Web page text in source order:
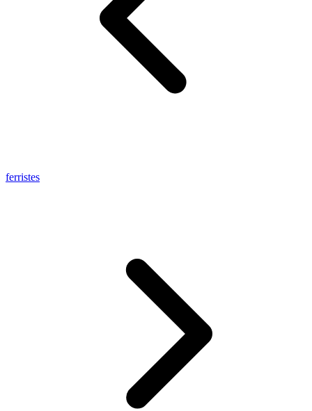
ferristes